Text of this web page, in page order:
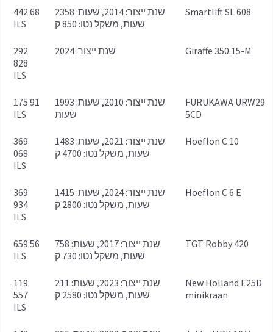
Smartlift SL 608
שנת ייצור: 2014, שעות: 2358
שעות, משקל נטו: 850 ק
68 442
ILS
Giraffe 350.15-M שנת ייצור: 2024
292
828
ILS
FURUKAWA URW29
5CD
שנת ייצור: 2010, שעות: 1993
שעות
91 175
ILS
Hoeflon C 10
שנת ייצור: 2021, שעות: 1483
שעות, משקל נטו: 4700 ק
369
068
ILS
Hoeflon C 6 E
שנת ייצור: 2024, שעות: 1415
שעות, משקל נטו: 2800 ק
369
934
ILS
TGT Robby 420
שנת ייצור: 2017, שעות: 758
שעות, משקל נטו: 730 ק
56 659
ILS
New Holland E25D
minikraan
שנת ייצור: 2023, שעות: 211
שעות, משקל נטו: 2580 ק
119
557
ILS